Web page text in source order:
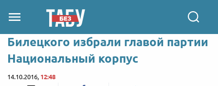
Билецкого избрали главой партии
Национальный корпус
14.10.2016, 12:48